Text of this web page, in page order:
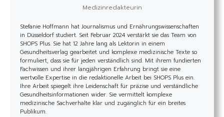
Medizinredakteurin
Stefanie Hoffmann hat Journalismus und Ernährungswissenschaften
in Düsseldorf studiert. Seit Februar 2024 verstärkt sie das Team von
SHOPS Plus. Sie hat 12 Jahre lang als Lektorin in einem
Gesundheitsverlag gearbeitet und komplexe medizinische Texte so
formuliert, dass sie für jeden verständlich sind. Mit ihrem fundierten
Fachwissen und ihrer langjährigen Erfahrung bringt sie eine
wertvolle Expertise in die redaktionelle Arbeit bei SHOPS Plus ein.
Ihre Arbeit spiegelt ihre Leidenschaft für präzise und verständliche
Gesundheitsinformationen wider. Sie vermittelt komplexe
medizinische Sachverhalte klar und zugänglich für ein breites
Publikum.